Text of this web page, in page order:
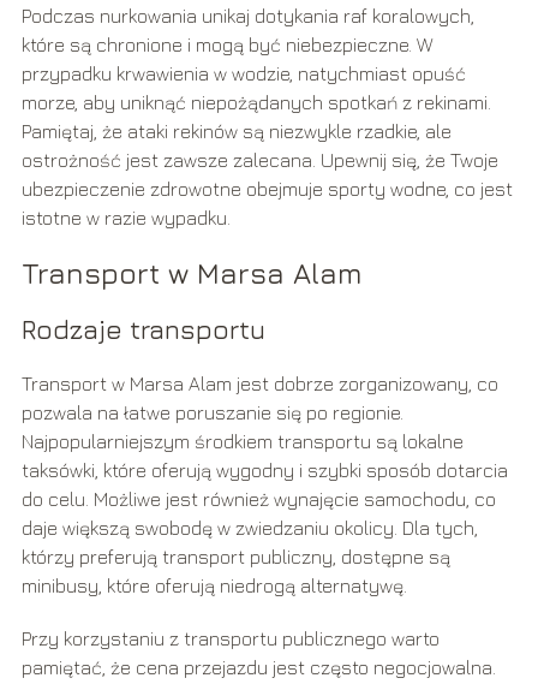
Podczas nurkowania unikaj dotykania raf koralowych,
które są chronione i mogą być niebezpieczne. W
przypadku krwawienia w wodzie, natychmiast opuść
morze, aby uniknąć niepożądanych spotkań z rekinami.
Pamiętaj, że ataki rekinów są niezwykle rzadkie, ale
ostrożność jest zawsze zalecana. Upewnij się, że Twoje
ubezpieczenie zdrowotne obejmuje sporty wodne, co jest
istotne w razie wypadku.
Transport w Marsa Alam
Rodzaje transportu
Transport w Marsa Alam jest dobrze zorganizowany, co
pozwala na łatwe poruszanie się po regionie.
Najpopularniejszym środkiem transportu są lokalne
taksówki, które oferują wygodny i szybki sposób dotarcia
do celu. Możliwe jest również wynajęcie samochodu, co
daje większą swobodę w zwiedzaniu okolicy. Dla tych,
którzy preferują transport publiczny, dostępne są
minibusy, które oferują niedrogą alternatywę.
Przy korzystaniu z transportu publicznego warto
pamiętać, że cena przejazdu jest często negocjowalna.